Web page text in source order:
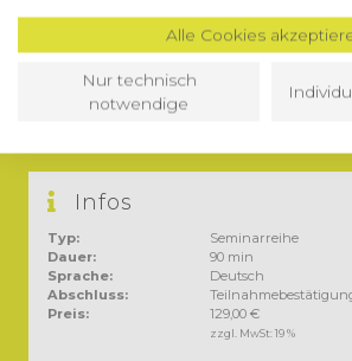
Mitarbeiter von
Rechtsanwälte, Steuerfachwirte
Dozent
Ronny Langer, Dr. Atanas Mateev
Infos
Typ:
Seminarreihe
Dauer:
90 min
Sprache:
Deutsch
Abschluss:
Preis:
129,00 €
zzgl. MwSt:19 %
Alle Cookies
Nur technisch
notwendige